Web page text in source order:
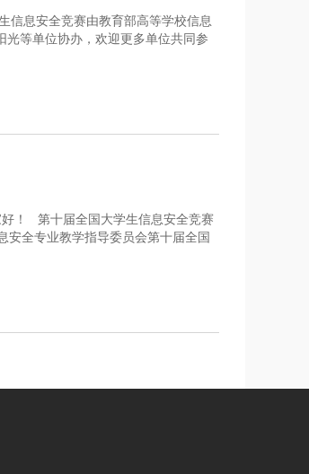
息安全竞赛由教育部高等学校信息
等单位协办，欢迎更多单位共同参
！ 第十届全国大学生信息安全竞赛
全专业教学指导委员会第十届全国